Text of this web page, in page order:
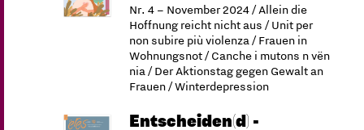
Nr. 4 – November 2024 / Allein die
Hoffnung reicht nicht aus / Unit per
non subire più violenza / Frauen in
Wohnungsnot / Canche i mutons n vën
nia / Der Aktionstag gegen Gewalt an
Frauen / Winterdepression
Entscheiden(d) -